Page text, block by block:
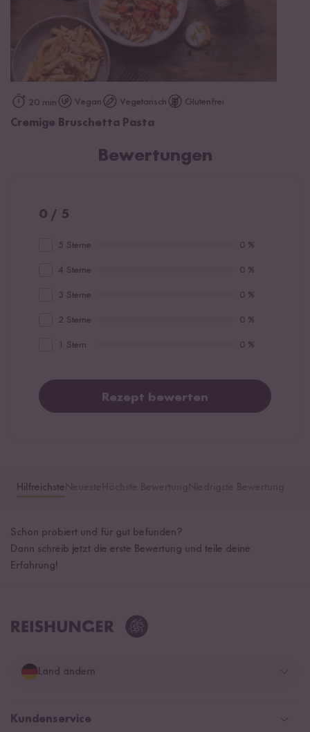
20 min Vegan Vegetarisch Glutenfrei
Cremige Bruschetta Pasta
Bewertungen
0 / 5
5 Sterne 0 %
4 Sterne 0 %
3 Sterne 0 %
2 Sterne 0 %
1 Stern 0 %
Rezept bewerten
Hilfreichste
Schon probiert und für gut befunden?
Dann schreib jetzt die erste Bewertung und teile deine
Erfahrung!
Land ändern
Deutschland
Kundenservice